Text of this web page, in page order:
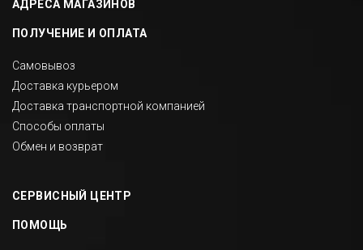
АДРЕСА МАГАЗИНОВ
ПОЛУЧЕНИЕ И ОПЛАТА
Самовывоз
Доставка курьером
Доставка транспортной компанией
Способы оплаты
Обмен и возврат
СЕРВИСНЫЙ ЦЕНТР
ПОМОЩЬ